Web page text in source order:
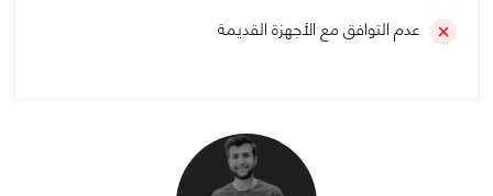
عدم التوافق مع الأجهزة القديمة